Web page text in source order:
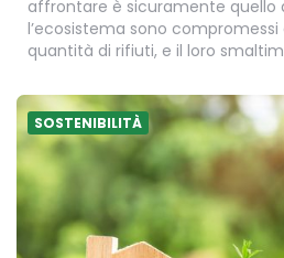
affrontare è sicuramente quello
l’ecosistema sono compromessi
quantità di rifiuti, e il loro
SOSTENIBILITÀ